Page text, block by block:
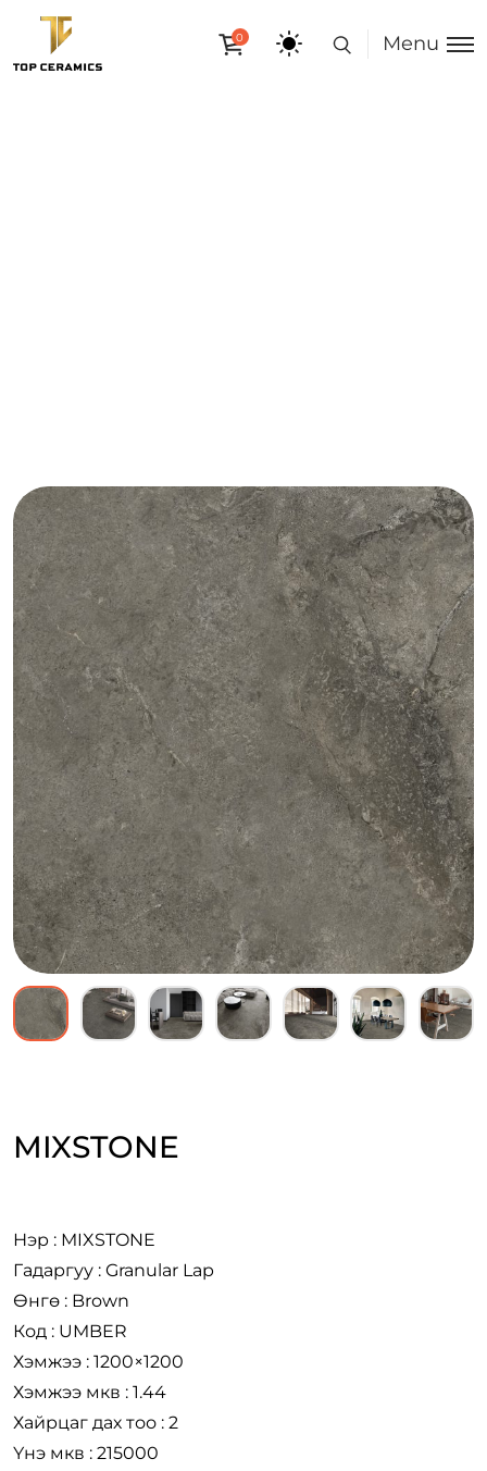
0 Menu
MIXSTONE
Нэр : MIXSTONE
Гадаргуу : Granular Lap
Өнгө : Brown
Код : UMBER
Хэмжээ : 1200×1200
Хэмжээ мкв : 1.44
Хайрцаг дах тоо : 2
Үнэ мкв : 215000